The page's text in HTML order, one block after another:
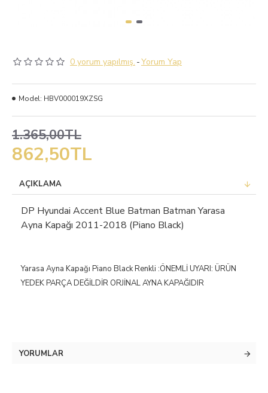
0 yorum yapılmış. -Yorum Yap
862,50TL
1.365,00TL
Model: HBV000019XZSG
AÇIKLAMA
DP Hyundai Accent Blue Batman Batman Yarasa
Ayna Kapağı 2011-2018 (Piano Black)
Yarasa Ayna Kapağı Piano Black Renkli :ÖNEMLİ UYARI: ÜRÜN
YEDEK PARÇA DEĞİLDİR ORJİNAL AYNA KAPAĞIDIR
YORUMLAR